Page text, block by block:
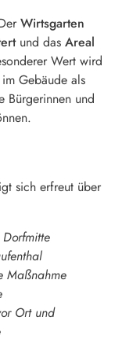
Wirtsgarten
und das Areal
Wert wird
Gebäude als
Bürgerinnen und
sich erfreut über
Maßnahme
Ort und